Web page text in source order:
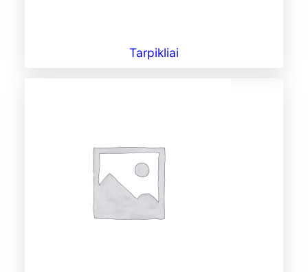
Tarpikliai